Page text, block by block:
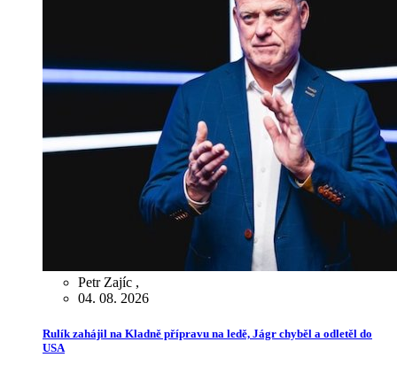
Petr Zajíc ,
04. 08. 2026
Rulík zahájil na Kladně přípravu na ledě, Jágr chyběl a odletěl do
USA